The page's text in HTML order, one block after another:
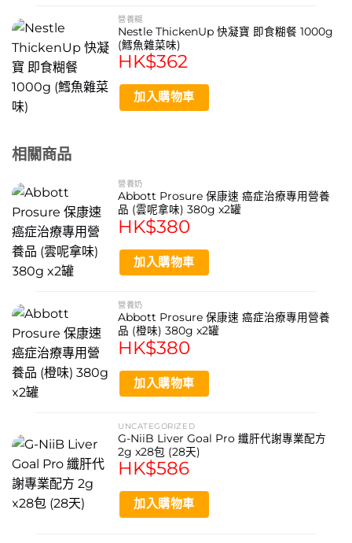
步驟請參閱包裝指示。
可以在哪裡購買到這款雀巢產品？
您可以透過雀巢香港官方網站（nestle.com.hk）查詢產品
資訊及授權銷售點，或向醫療營養品供應商及藥房查詢。
營養糊
Nestle ThickenUp 快凝寶 即食糊餐 1000g
(鱈魚雜菜味)
HK$362
加入購物車
相關商品
營養奶
Abbott Prosure 保康速 癌症治療專用營養
品 (雲呢拿味) 380g x2罐
HK$380
加入購物車
營養奶
Abbott Prosure 保康速 癌症治療專用營養
品 (橙味) 380g x2罐
HK$380
加入購物車
UNCATEGORIZED
G-NiiB Liver Goal Pro 纖肝代謝專業配方
2g x28包 (28天)
HK$586
加入購物車